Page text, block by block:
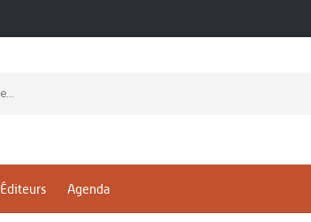
Éditeurs Agenda